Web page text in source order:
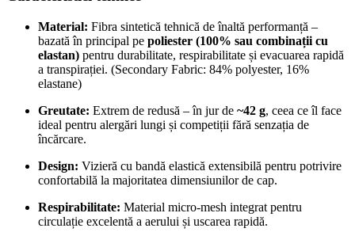
Material: Fibra sintetică tehnică de înaltă performanță –
bazată în principal pe poliester (100% sau combinații cu
elastan) pentru durabilitate, respirabilitate și evacuarea rapidă
a transpirației. (Secondary Fabric: 84% polyester, 16%
elastane)
Greutate: Extrem de redusă – în jur de ~42 g, ceea ce îl face
ideal pentru alergări lungi și competiții fără senzația de
încărcare.
Design: Vizieră cu bandă elastică extensibilă pentru potrivire
confortabilă la majoritatea dimensiunilor de cap.
Respirabilitate: Material micro-mesh integrat pentru
circulație excelentă a aerului și uscarea rapidă.